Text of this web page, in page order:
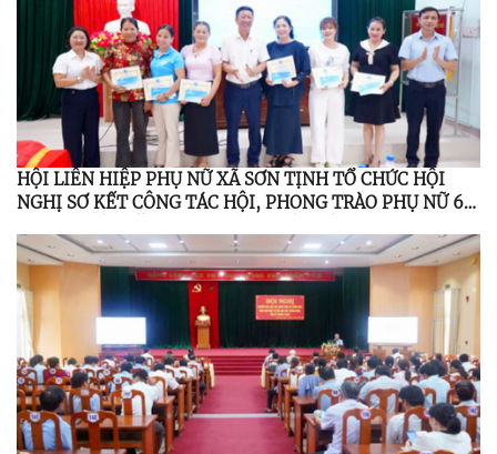
HỘI LIÊN HIỆP PHỤ NỮ XÃ SƠN TỊNH TỔ CHỨC HỘI
NGHỊ SƠ KẾT CÔNG TÁC HỘI, PHONG TRÀO PHỤ NỮ 6
ĐOẠN 2021 – 2026